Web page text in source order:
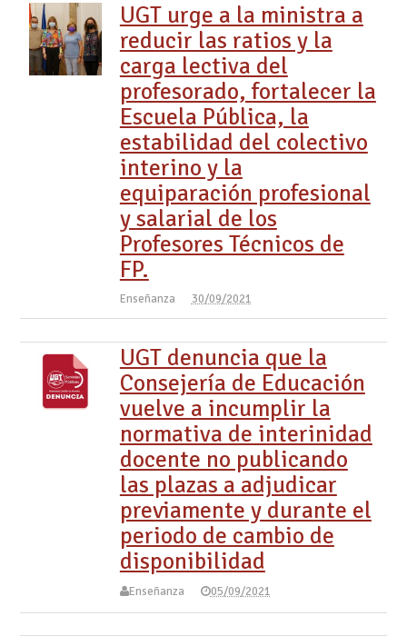
UGT urge a la ministra a
reducir las ratios y la
carga lectiva del
profesorado, fortalecer la
Escuela Pública, la
estabilidad del colectivo
interino y la
equiparación profesional
y salarial de los
Profesores Técnicos de
FP.
Enseñanza 30/09/2021
UGT denuncia que la
Consejería de Educación
vuelve a incumplir la
normativa de interinidad
docente no publicando
las plazas a adjudicar
previamente y durante el
periodo de cambio de
disponibilidad
Enseñanza 05/09/2021